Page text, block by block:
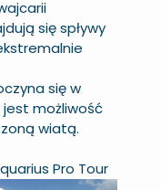
się spływy
się w
jest możliwość
wiatą.
Pro Tour